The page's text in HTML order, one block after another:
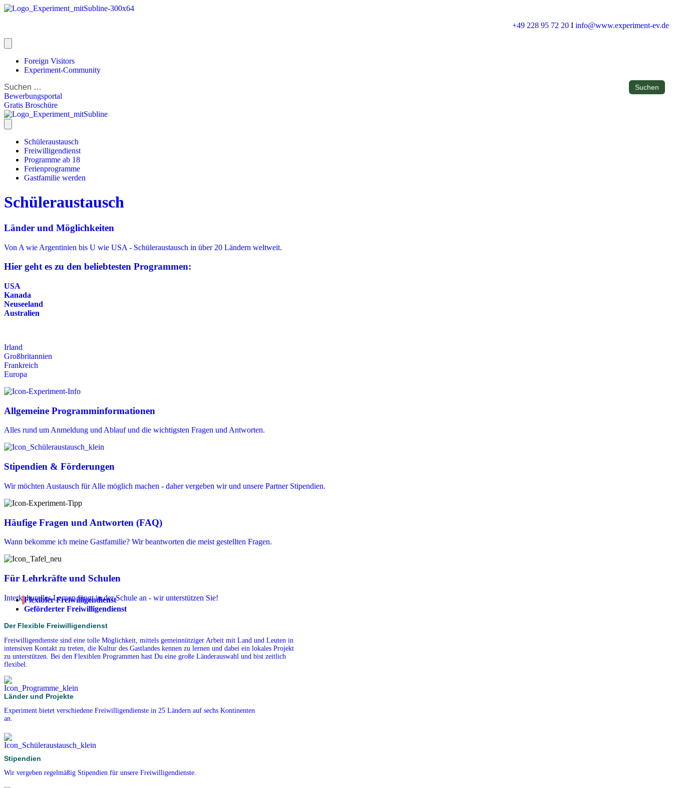
+49 228 95 72 20 I info@www.experiment-ev.de
Foreign Visitors
Experiment-Community
Bewerbungsportal
Gratis Broschüre
Schüleraustausch
Freiwilligendienst
Programme ab 18
Ferienprogramme
Gastfamilie werden
Schüleraustausch
Länder und Möglichkeiten
Von A wie Argentinien bis U wie USA - Schüleraustausch in über 20 Ländern weltweit.
Hier geht es zu den beliebtesten Programmen:
USA
Kanada
Neuseeland
Australien
Irland
Großbritannien
Frankreich
Europa
Allgemeine Programminformationen
Alles rund um Anmeldung und Ablauf und die wichtigsten Fragen und Antworten.
Stipendien & Förderungen
Wir möchten Austausch für Alle möglich machen - daher vergeben wir und unsere Partner Stipendien.
Häufige Fragen und Antworten (FAQ)
Wann bekomme ich meine Gastfamilie? Wir beantworten die meist gestellten Fragen.
Für Lehrkräfte und Schulen
Interkulturelles Lernen fängt in der Schule an - wir unterstützen Sie!
Flexibler Freiwilligendienst
Geförderter Freiwilligendienst
Der Flexible Freiwilligendienst
Freiwilligendienste sind eine tolle Möglichkeit, mittels gemeinnütziger Arbeit mit Land und Leuten in
intensiven Kontakt zu treten, die Kultur des Gastlandes kennen zu lernen und dabei ein lokales Projekt
zu unterstützen. Bei den Flexiblen Programmen hast Du eine große Länderauswahl und bist zeitlich
flexibel.
Länder und Projekte
Experiment bietet verschiedene Freiwilligendienste in 25 Ländern auf sechs Kontinenten
an.
Stipendien
Wir vergeben regelmäßig Stipendien für unsere Freiwilligendienste.